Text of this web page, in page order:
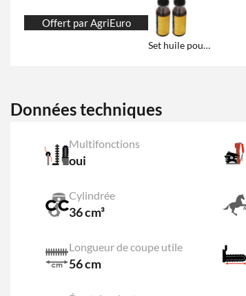
Offert par AgriEuro
Set huile pour moteurs à 4 temps
Données techniques
Multifonctions
oui
Cylindrée
36 cm³
Longueur de coupe utile
56 cm